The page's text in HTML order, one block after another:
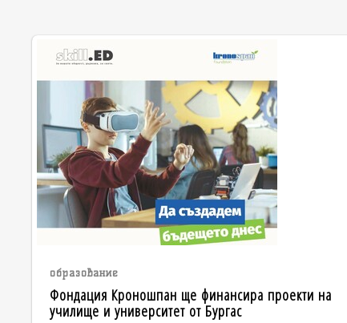
образование
Фондация Кроношпан ще финансира проекти на
училище и университет от Бургас